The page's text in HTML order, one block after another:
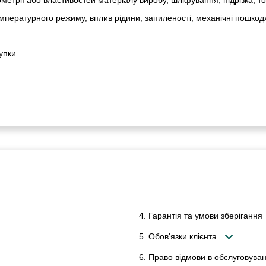
режиму, вплив рідини, запиленості, механічні
4. Гарантія та умови зберігання
5. Обов'язки клієнта
6. Право відмови в